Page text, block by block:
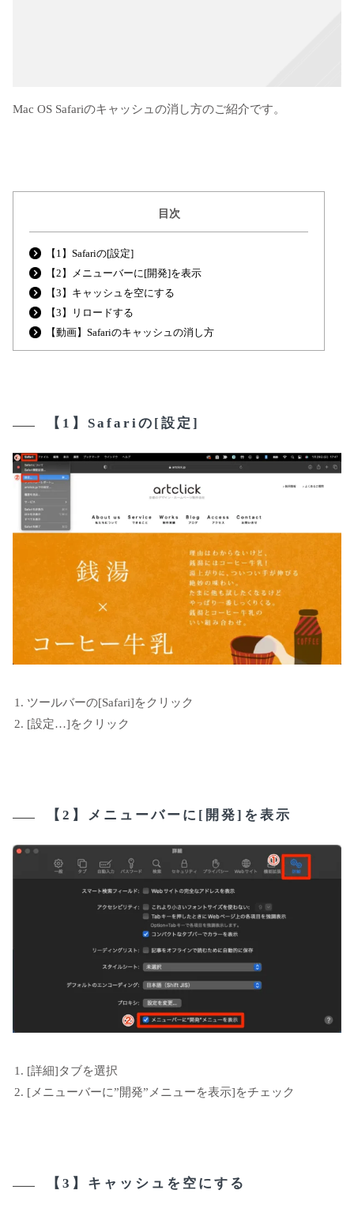
Mac OS Safariのキャッシュの消し方のご紹介です。
目次
【1】Safariの[設定]
【2】メニューバーに[開発]を表示
【3】キャッシュを空にする
【3】リロードする
【動画】Safariのキャッシュの消し方
【1】Safariの[設定]
ツールバーの[Safari]をクリック
[設定…]をクリック
【2】メニューバーに[開発]を表示
[詳細]タブを選択
[メニューバーに”開発”メニューを表示]をチェック
【3】キャッシュを空にする